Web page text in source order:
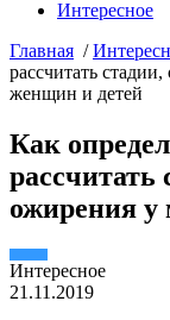
Интересное
Главная /
рассчитать
женщин и детей
Как
рассчитать
ожирения
Интересное
21.11.2019